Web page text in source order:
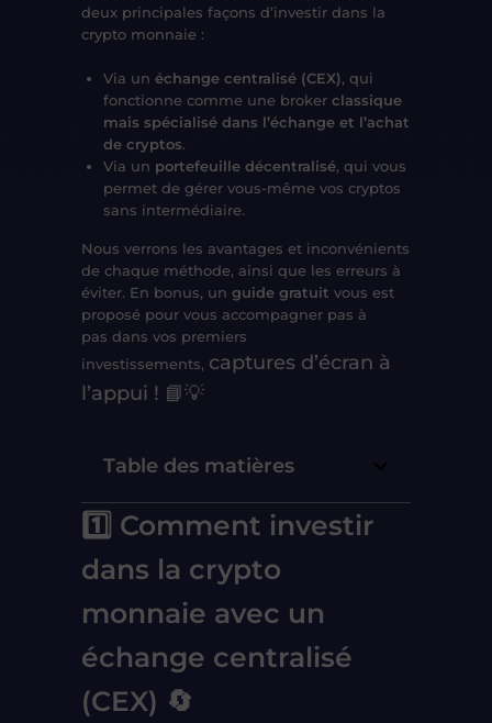
deux principales façons d’investir dans la
crypto monnaie :
Via un échange centralisé (CEX), qui
fonctionne comme une broker classique
mais spécialisé dans l’échange et l’achat
de cryptos.
Via un portefeuille décentralisé, qui vous
permet de gérer vous-même vos cryptos
sans intermédiaire.
Nous verrons les avantages et inconvénients
de chaque méthode, ainsi que les erreurs à
éviter. En bonus, un guide gratuit vous est
proposé pour vous accompagner pas à
pas dans vos premiers
investissements, captures d’écran à
l’appui ! 📘💡
Table des matières
1️⃣ Comment investir
dans la crypto
monnaie avec un
échange centralisé
(CEX) 🔄